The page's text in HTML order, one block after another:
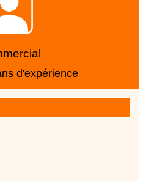
d'expérience